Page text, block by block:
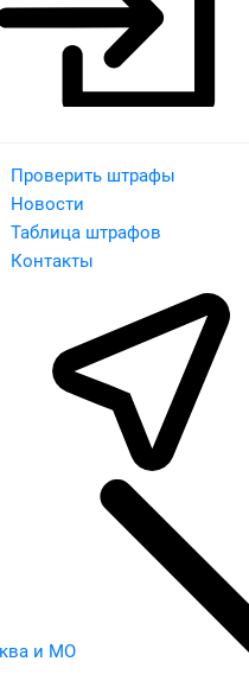
Проверить штрафы
Новости
Таблица штрафов
Контакты
и МО